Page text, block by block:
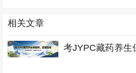
相关文章
考JYPC藏药养生